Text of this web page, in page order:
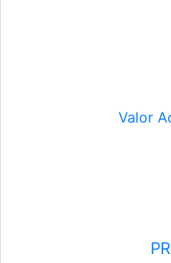
Valor